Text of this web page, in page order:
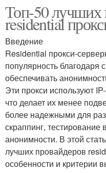
Топ-50 лучших
residential
Введение
Residential прокси-
популярность благодаря
обеспечивать
Эти прокси используют
что делает их менее
более надежными для
скраппинг, тестирование
анонимности. В этой
лучших провайдеров
особенности и критерии